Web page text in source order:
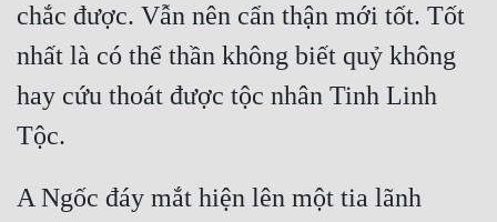
chắc được. Vẫn nên cẩn thận mới tốt. Tốt
nhất là có thể thần không biết quỷ không
hay cứu thoát được tộc nhân Tinh Linh
Tộc.
A Ngốc đáy mắt hiện lên một tia lãnh